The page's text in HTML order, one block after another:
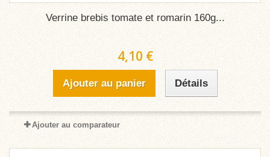
Verrine brebis tomate et romarin 160g...
4,10 €
Ajouter au panier Détails
Ajouter au comparateur